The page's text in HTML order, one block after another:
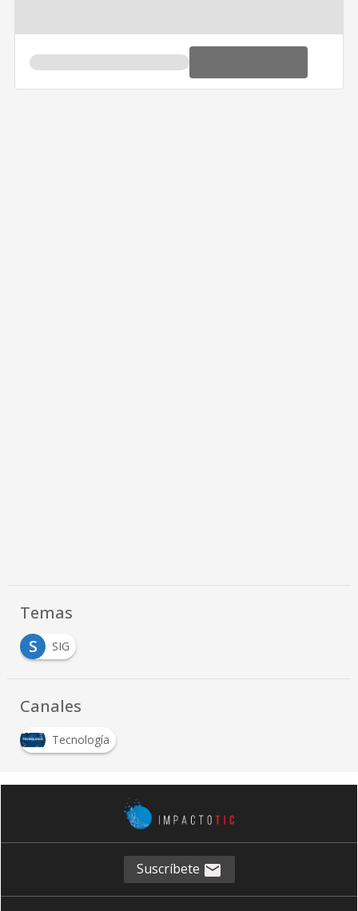
Temas
S
SIG
Canales
Tecnología
Suscríbete